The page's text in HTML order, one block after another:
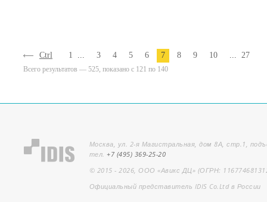
Ctrl 1 ... 3 4 5 6 7 8 9 10 ... 27
Всего результатов — 525, показано с 121 по 140
Москва, ул. 2-я Магистральная, дом 8А, стр.1,
тел.+7 (495) 369-25-20
© 2015 - 2026, ООО «Авикс ДЦ» (ОГРН:
Официальный представитель IDIS Co.Ltd в России